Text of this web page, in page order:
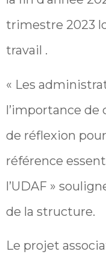
trimestre 2023
travail .
« Les
l’importance de
de réflexion
référence
l’UDAF »
de la structure.
Le projet